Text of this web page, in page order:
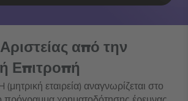
από την
Επιτροπή
εταιρεία) αναγνωρίζεται στο